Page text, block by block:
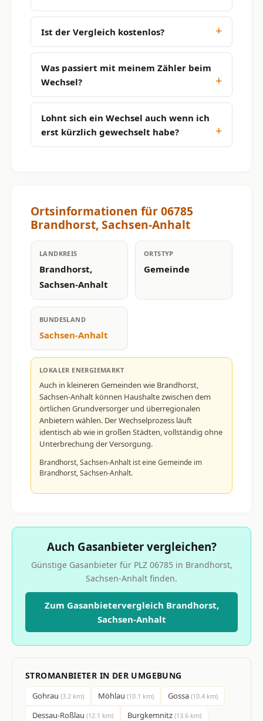
Ist der Vergleich kostenlos?
Was passiert mit meinem Zähler beim
Wechsel?
Lohnt sich ein Wechsel auch wenn ich
erst kürzlich gewechselt habe?
Ortsinformationen für 06785
Brandhorst, Sachsen-Anhalt
LANDKREIS
Brandhorst,
Sachsen-Anhalt
ORTSTYP
Gemeinde
BUNDESLAND
Sachsen-Anhalt
LOKALER ENERGIEMARKT
Auch in kleineren Gemeinden wie Brandhorst,
Sachsen-Anhalt können Haushalte zwischen dem
örtlichen Grundversorger und überregionalen
Anbietern wählen. Der Wechselprozess läuft
identisch ab wie in großen Städten, vollständig ohne
Unterbrechung der Versorgung.
Brandhorst, Sachsen-Anhalt ist eine Gemeinde im
Brandhorst, Sachsen-Anhalt.
Auch Gasanbieter vergleichen?
Günstige Gasanbieter für PLZ 06785 in Brandhorst,
Sachsen-Anhalt finden.
Zum Gasanbietervergleich Brandhorst,
Sachsen-Anhalt
STROMANBIETER IN DER UMGEBUNG
Gohrau (3.2 km) Möhlau (10.1 km) Gossa (10.4 km)
Dessau-Roßlau (12.1 km) Burgkemnitz (13.6 km)